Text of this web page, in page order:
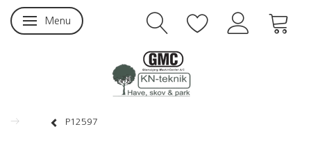
Skifte navigation
Menu
P12597